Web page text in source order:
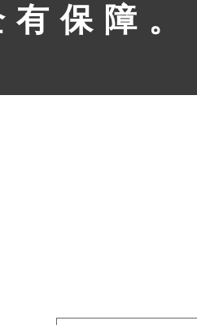
保障。